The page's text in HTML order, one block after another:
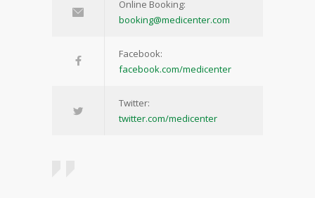
Online Booking:
booking@medicenter.com
Facebook:
facebook.com/medicenter
Twitter:
twitter.com/medicenter